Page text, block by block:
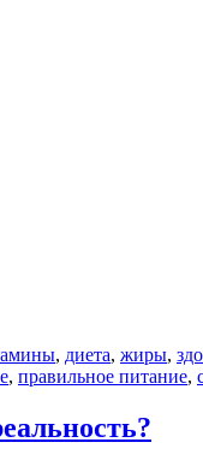
, диета, жиры,
, правильное питание,